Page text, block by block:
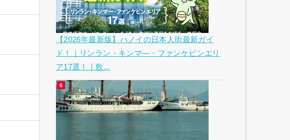
【2026年最新版】ハノイの日本人街最新ガイ
ド！｜リンラン・キンマ―・ファンケビンエリ
ア17選！｜飲...